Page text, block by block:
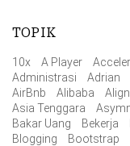
TOPIK
10x A Player
Administrasi
Adrian
AirBnb
Alibaba
Asia Tenggara
Bakar Uang
Bekerja
Blogging
Bootstrap